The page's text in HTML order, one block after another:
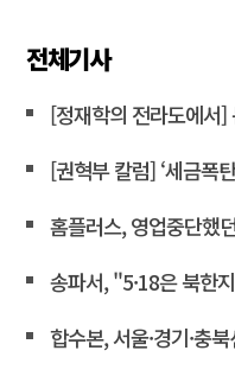
전체기사
[정재학의 전라도에서]
[권혁부 칼럼] ‘세금폭탄’
홈플러스, 영업중단했던
송파서, "5·18은 북한지
합수본, 서울·경기·충북